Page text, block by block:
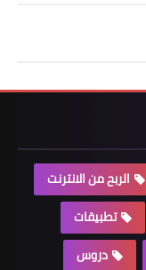
الربح من الانترنت
تطبيقات
دروس